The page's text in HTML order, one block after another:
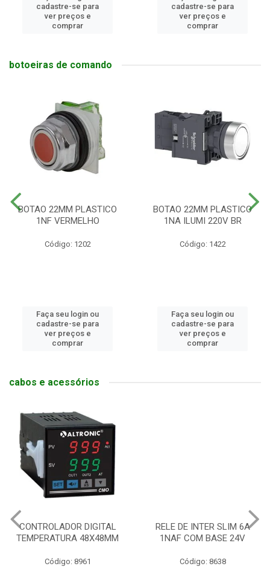
cadastre-se para
ver preços e
comprar
cadastre-se para
ver preços e
comprar
botoeiras de comando
BOTAO 22MM PLASTICO
1NF VERMELHO
Código: 1202
Faça seu login ou
cadastre-se para
ver preços e
comprar
BOTAO 22MM PLASTICO
1NA ILUMI 220V BR
Código: 1422
Faça seu login ou
cadastre-se para
ver preços e
comprar
cabos e acessórios
CONTROLADOR DIGITAL
TEMPERATURA 48X48MM
Código: 8961
RELE DE INTER SLIM 6A
1NAF COM BASE 24V
Código: 8638